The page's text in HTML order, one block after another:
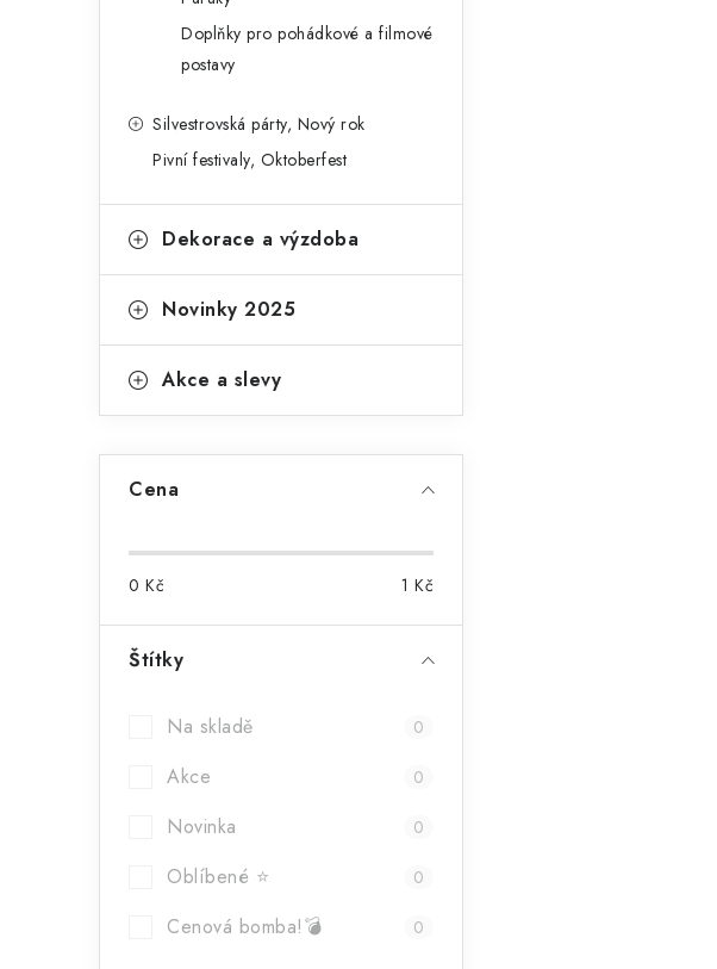
Doplňky pro pohádkové a filmové
postavy
Silvestrovská párty, Nový rok
Pivní festivaly, Oktoberfest
Dekorace a výzdoba
Novinky 2025
Akce a slevy
Cena
0 Kč 1 Kč
Štítky
Na skladě 0
Akce 0
Novinka 0
Oblíbené ⭐ 0
Cenová bomba!💣 0